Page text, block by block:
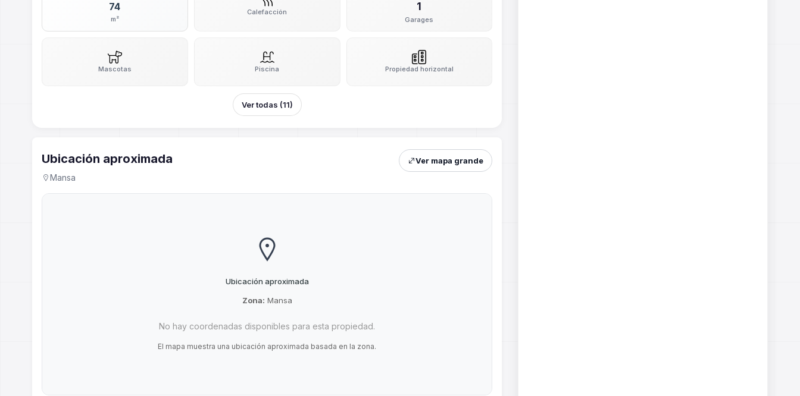
74
m²
Calefacción 1
Garages
Mascotas Piscina Propiedad horizontal
Ver todas (11)
Ubicación aproximada
Mansa
Ver mapa grande
Ubicación aproximada
Zona: Mansa
No hay coordenadas disponibles para esta propiedad.
El mapa muestra una ubicación aproximada basada en la zona.